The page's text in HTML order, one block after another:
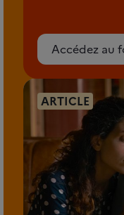
Accédez au
ARTICLE